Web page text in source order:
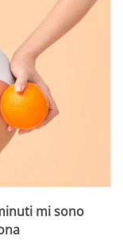
mi sono